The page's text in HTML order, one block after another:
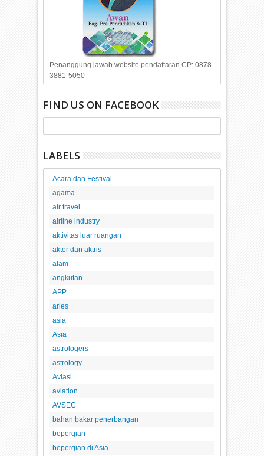
Penanggung jawab website pendaftaran CP: 0878-
3881-5050
FIND US ON FACEBOOK
LABELS
Acara dan Festival
agama
air travel
airline industry
aktivitas luar ruangan
aktor dan aktris
alam
angkutan
APP
aries
asia
Asia
astrologers
astrology
Aviasi
aviation
AVSEC
bahan bakar penerbangan
bepergian
bepergian di Asia